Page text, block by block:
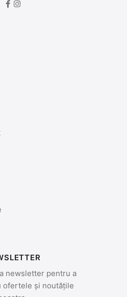
newsletter pentru a
ofertele și noutățile